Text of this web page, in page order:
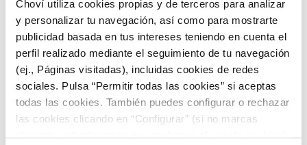
Choví utiliza cookies propias y de terceros para analizar
y personalizar tu navegación, así como para mostrarte
publicidad basada en tus intereses teniendo en cuenta el
perfil realizado mediante el seguimiento de tu navegación
(ej., Páginas visitadas), incluidas cookies de redes
sociales. Pulsa “Permitir todas las cookies” si aceptas
todas las cookies. También puedes configurar o rechazar
las cookies clicando en “Configurar” (si no marcas
RECETAS CON POLLO
Brochetas de pollo con verduras y salsa
barbacoa